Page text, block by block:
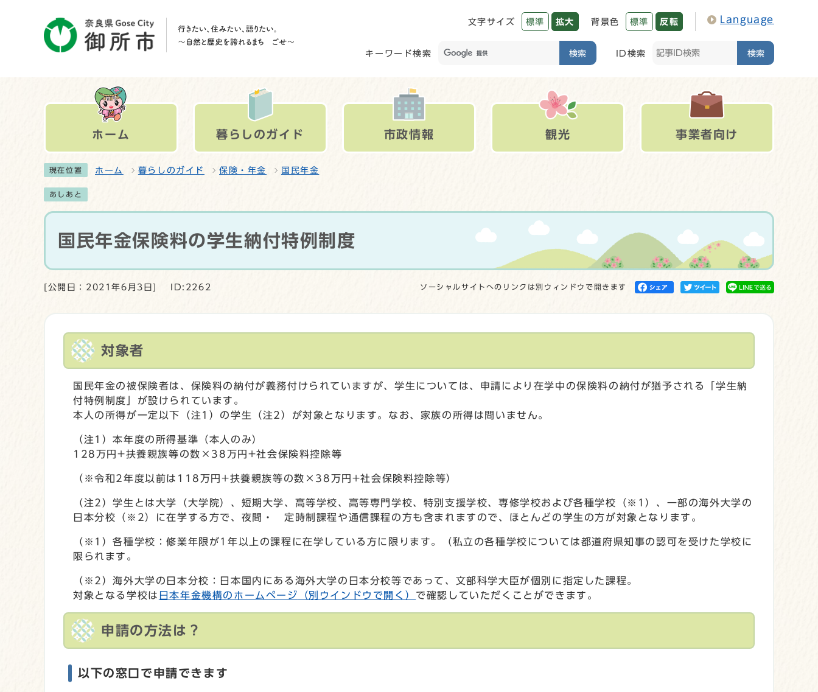
文字サイズ 標準 拡大 背景色 標準 反転 Language
キーワード検索 検索 ID検索 検索
ホーム 暮らしのガイド 市政情報 観光 事業者向け
現在位置 ホーム 暮らしのガイド 保険・年金 国民年金
あしあと
国民年金保険料の学生納付特例制度
[公開日：2021年6月3日] ID:2262 ソーシャルサイトへのリンクは別ウィンドウで開きます
対象者
国民年金の被保険者は、保険料の納付が義務付けられていますが、学生については、申請により在学中の保険料の納付が猶予される「学生納
付特例制度」が設けられています。
本人の所得が一定以下（注1）の学生（注2）が対象となります。なお、家族の所得は問いません。
（注1）本年度の所得基準（本人のみ）
128万円+扶養親族等の数×38万円+社会保険料控除等
（※令和2年度以前は118万円+扶養親族等の数×38万円+社会保険料控除等）
（注2）学生とは大学（大学院）、短期大学、高等学校、高等専門学校、特別支援学校、専修学校および各種学校（※1）、一部の海外大学の
日本分校（※2）に在学する方で、夜間・ 定時制課程や通信課程の方も含まれますので、ほとんどの学生の方が対象となります。
（※1）各種学校：修業年限が1年以上の課程に在学している方に限ります。（私立の各種学校については都道府県知事の認可を受けた学校に
限られます。
（※2）海外大学の日本分校：日本国内にある海外大学の日本分校等であって、文部科学大臣が個別に指定した課程。
対象となる学校は 日本年金機構のホームページ （別ウインドウで開く） で確認していただくことができます。
申請の方法は？
以下の窓口で申請できます